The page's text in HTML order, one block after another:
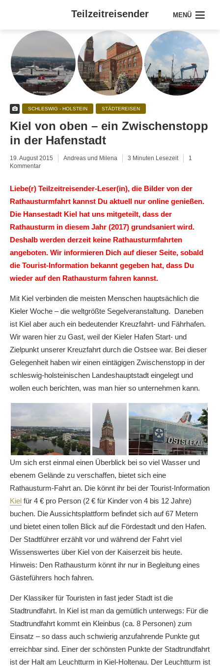
Teilzeitreisender MENÜ
SCHLESWIG - HOLSTEIN STÄDTEREISEN
Kiel von oben – ein Zwischenstopp
in der Hafenstadt
19. August 2015 Andreas und Milena 3 Minuten Lesezeit
1
Kommentar
Liebe(r) Teilzeitreisender-Leser(in), die Bilder von der
Rathausturmfahrt kannst Du aktuell nur online genießen.
Die Hansestadt Kiel hat uns mitgeteilt, dass der
Rathausturm in diesem Jahr (2017) grundsaniert wird.
Deshalb werden derzeit keine Rathausturmfahrten
angeboten. Wir informieren Dich auf dieser Seite, sobald
die Tourist-Information bekannt gegeben hat, dass Du
wieder auf den Rathausturm fahren kannst.
Mit Kiel verbinden die meisten Menschen hauptsächlich die
Kieler Woche – die weltgrößte Segelveranstaltung. Daneben
ist Kiel aber auch ein bedeutender Kreuzfahrt- und Fährhafen.
Wir waren hier zu Gast, weil der Kieler Hafen Start- und
Zielpunkt unserer Kreuzfahrt durch die Ostsee war. Bei dieser
Gelegenheit haben wir einen eintägigen Zwischenstopp in der
schleswig-holsteinischen Landeshauptstadt eingelegt und
wollen euch berichten, was man hier so unternehmen kann.
Um sich erst einmal einen Überblick bei so viel Wasser und
ebenem Gelände zu verschaffen, bietet sich eine
Rathausturm-Fahrt an. Die könnt ihr bei der Tourist-Information
Kiel für 4 € pro Person (2 € für Kinder von 4 bis 12 Jahre)
buchen. Die Aussichtsplattform befindet sich auf 67 Metern
und bietet einen tollen Blick auf die Fördestadt und den Hafen.
Der Stadtführer erzählt vor und während der Fahrt viel
Wissenswertes über Kiel von der Kaiserzeit bis heute.
Hinweis: Den Rathausturm könnt ihr nur in Begleitung eines
Gästeführers hoch fahren.
Der Klassiker für Touristen in fast jeder Stadt ist die
Stadtrundfahrt. In Kiel ist man da gemütlich unterwegs: Für die
Stadtrundfahrt kommt ein Kleinbus (ca. 8 Personen) zum
Einsatz – so dass auch schwierig anzufahrende Punkte gut
erreichbar sind. Einer der schönsten Punkte der Stadtrundfahrt
ist der Halt am Leuchtturm in Kiel-Holtenau. Der Leuchtturm ist